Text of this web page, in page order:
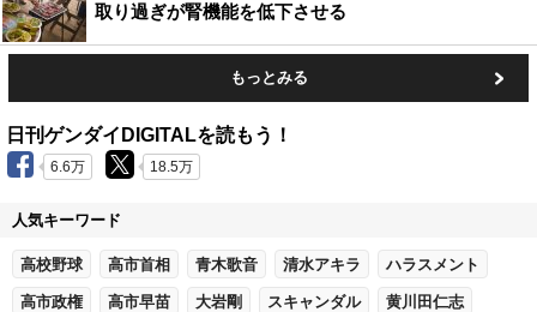
取り過ぎが腎機能を低下させる
もっとみる
日刊ゲンダイDIGITALを読もう！
6.6万 18.5万
人気キーワード
高校野球 高市首相 青木歌音 清水アキラ ハラスメント
高市政権 高市早苗 大岩剛 スキャンダル 黄川田仁志